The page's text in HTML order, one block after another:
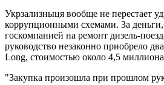
Укрзализныця вообще не перестает
коррупционными схемами. За
госкомпанией на ремонт дизель-
руководство незаконно приобрело
Long, стоимостью около 4,5
"Закупка произошла при прошлом